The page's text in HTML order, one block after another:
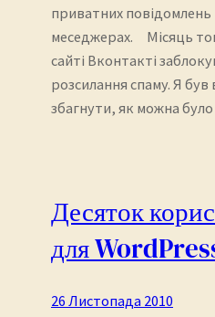
приватних повідомлень
меседжерах. Місяць
сайті Вконтакті
розсилання спаму. Я був
збагнути, як можна
Десяток
для
26 Листопада 2010